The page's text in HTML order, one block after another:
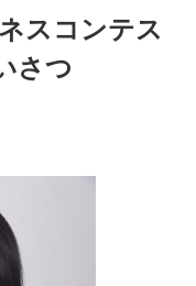
スコンテス
さつ